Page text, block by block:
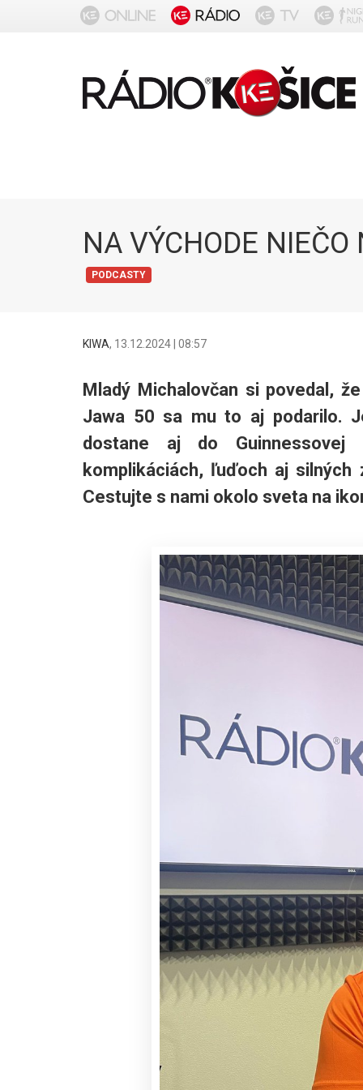
NA VÝCHODE
PODCASTY
KIWA, 13.12.2024 | 08:57
Mladý Michalovčan si povedal,
Jawa 50 sa mu to aj podarilo.
dostane aj do Guinnessovej
komplikáciách, ľuďoch aj
Cestujte s nami okolo sveta na